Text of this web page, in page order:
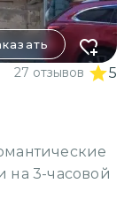
27 отзывов 5
на 3-часовой